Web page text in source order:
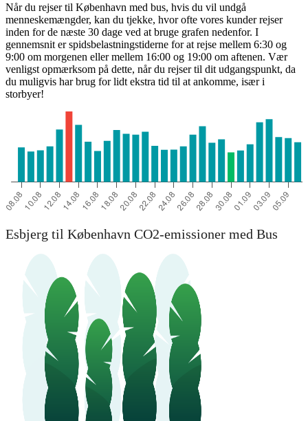
Når du rejser til København med bus, hvis du vil undgå
menneskemængder, kan du tjekke, hvor ofte vores kunder rejser
inden for de næste 30 dage ved at bruge grafen nedenfor. I
gennemsnit er spidsbelastningstiderne for at rejse mellem 6:30 og
9:00 om morgenen eller mellem 16:00 og 19:00 om aftenen. Vær
venligst opmærksom på dette, når du rejser til dit udgangspunkt, da
du muligvis har brug for lidt ekstra tid til at ankomme, især i
storbyer!
Esbjerg til København CO2-emissioner med Bus